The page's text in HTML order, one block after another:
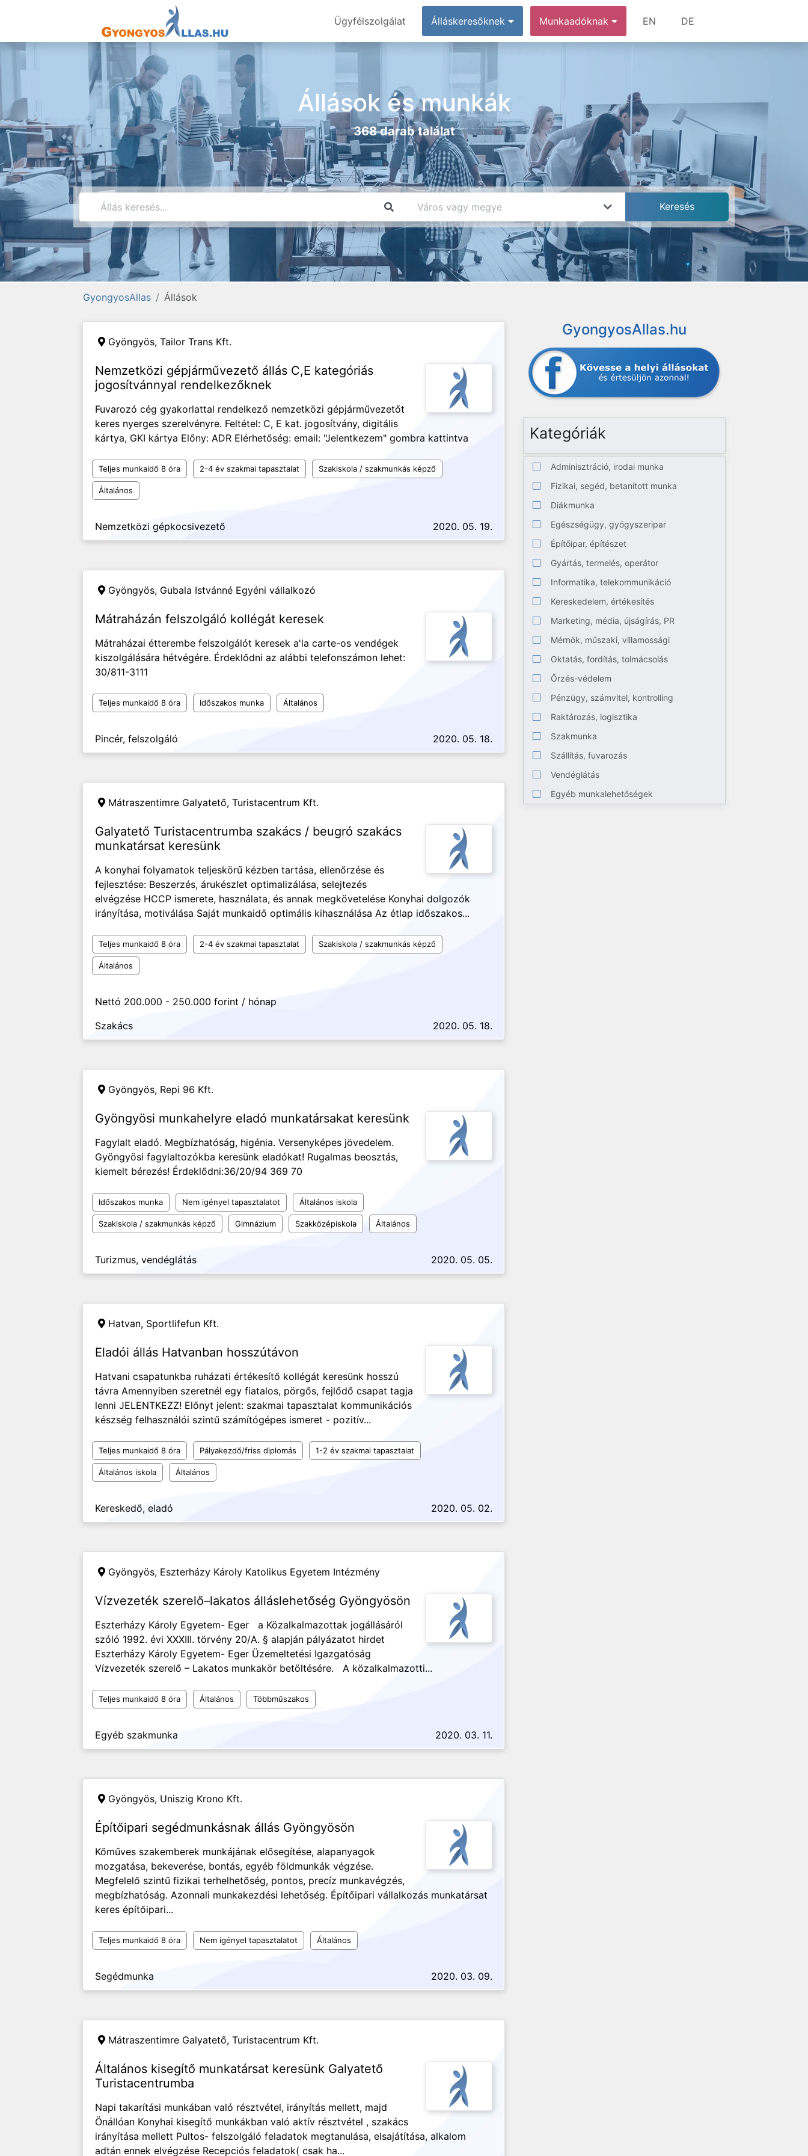
Ügyfélszolgálat Álláskeresőknek Munkaadóknak EN DE
Állások és munkák
368 darab találat
GyongyosAllas Állások
Gyöngyös, Tailor Trans Kft.
Nemzetközi gépjárművezető állás C,E kategóriás
jogosítvánnyal rendelkezőknek
Fuvarozó cég gyakorlattal rendelkező nemzetközi gépjárművezetőt
keres nyerges szerelvényre. Feltétel: C, E kat. jogosítvány, digitális
kártya, GKI kártya Előny: ADR Elérhetőség: email: "Jelentkezem" gombra kattintva
Teljes munkaidő 8 óra 2-4 év szakmai tapasztalat Szakiskola / szakmunkás képző
Általános
Nemzetközi gépkocsivezető 2020. 05. 19.
Gyöngyös, Gubala Istvánné Egyéni vállalkozó
Mátraházán felszolgáló kollégát keresek
Mátraházai étterembe felszolgálót keresek a'la carte-os vendégek
kiszolgálására hétvégére. Érdeklődni az alábbi telefonszámon lehet:
30/811-3111
Teljes munkaidő 8 óra Időszakos munka Általános
Pincér, felszolgáló 2020. 05. 18.
Mátraszentimre Galyatető, Turistacentrum Kft.
Galyatető Turistacentrumba szakács / beugró szakács
munkatársat keresünk
A konyhai folyamatok teljeskörű kézben tartása, ellenőrzése és
fejlesztése: Beszerzés, árukészlet optimalizálása, selejtezés
elvégzése HCCP ismerete, használata, és annak megkövetelése Konyhai dolgozók
irányítása, motiválása Saját munkaidő optimális kihasználása Az étlap időszakos...
Teljes munkaidő 8 óra 2-4 év szakmai tapasztalat Szakiskola / szakmunkás képző
Általános
Nettó 200.000 - 250.000 forint / hónap
Szakács
2020. 05. 18.
Gyöngyös, Repi 96 Kft.
Gyöngyösi munkahelyre eladó munkatársakat keresünk
Fagylalt eladó. Megbízhatóság, higénia. Versenyképes jövedelem.
Gyöngyösi fagylaltozókba keresünk eladókat! Rugalmas beosztás,
kiemelt bérezés! Érdeklődni:36/20/94 369 70
Időszakos munka Nem igényel tapasztalatot Általános iskola
Szakiskola / szakmunkás képző Gimnázium Szakközépiskola Általános
Turizmus, vendéglátás 2020. 05. 05.
Hatvan, Sportlifefun Kft.
Eladói állás Hatvanban hosszútávon
Hatvani csapatunkba ruházati értékesítő kollégát keresünk hosszú
távra Amennyiben szeretnél egy fiatalos, pörgős, fejlődő csapat tagja
lenni JELENTKEZZ! Előnyt jelent: szakmai tapasztalat kommunikációs
készség felhasználói szintű számítógépes ismeret - pozitív...
Teljes munkaidő 8 óra Pályakezdő/friss diplomás 1-2 év szakmai tapasztalat
Általános iskola Általános
Kereskedő, eladó 2020. 05. 02.
Gyöngyös, Eszterházy Károly Katolikus Egyetem Intézmény
Vízvezeték szerelő–lakatos álláslehetőség Gyöngyösön
Eszterházy Károly Egyetem- Eger a Közalkalmazottak jogállásáról
szóló 1992. évi XXXIII. törvény 20/A. § alapján pályázatot hirdet
Eszterházy Károly Egyetem- Eger Üzemeltetési Igazgatóság
Vízvezeték szerelő – Lakatos munkakör betöltésére. A közalkalmazotti...
Teljes munkaidő 8 óra Általános Többműszakos
Egyéb szakmunka 2020. 03. 11.
Gyöngyös, Uniszig Krono Kft.
Építőipari segédmunkásnak állás Gyöngyösön
Kőműves szakemberek munkájának elősegítése, alapanyagok
mozgatása, bekeverése, bontás, egyéb földmunkák végzése.
Megfelelő szintű fizikai terhelhetőség, pontos, precíz munkavégzés,
megbízhatóság. Azonnali munkakezdési lehetőség. Építőipari vállalkozás munkatársat
keres építőipari...
Teljes munkaidő 8 óra Nem igényel tapasztalatot Általános
Segédmunka 2020. 03. 09.
Mátraszentimre Galyatető, Turistacentrum Kft.
Általános kisegítő munkatársat keresünk Galyatető
Turistacentrumba
Napi takarítási munkában való résztvétel, irányítás mellett, majd
Önállóan Konyhai kisegítő munkákban való aktív résztvétel , szakács
irányítása mellett Pultos- felszolgáló feladatok megtanulása, elsajátítása, alkalom
adtán ennek elvégzése Recepciós feladatok( csak ha...
GyongyosAllas.hu
Kategóriák
Adminisztráció, irodai munka
Fizikai, segéd, betanított munka
Diákmunka
Egészségügy, gyógyszeripar
Építőipar, építészet
Gyártás, termelés, operátor
Informatika, telekommunikáció
Kereskedelem, értékesítés
Marketing, média, újságírás, PR
Mérnök, műszaki, villamossági
Oktatás, fordítás, tolmácsolás
Őrzés-védelem
Pénzügy, számvitel, kontrolling
Raktározás, logisztika
Szakmunka
Szállítás, fuvarozás
Vendéglátás
Egyéb munkalehetőségek